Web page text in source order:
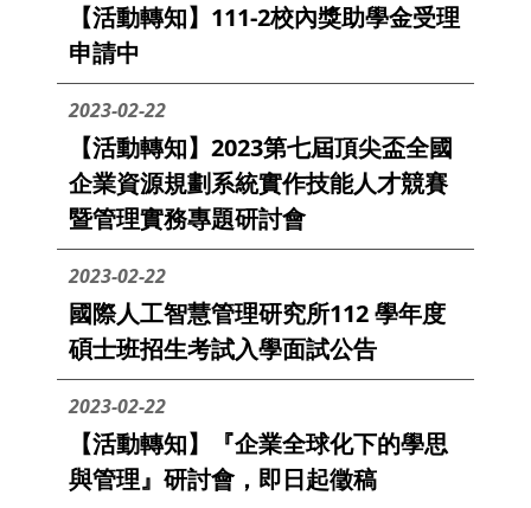
【活動轉知】111-2校內獎助學金受理
申請中
2023-02-22
【活動轉知】2023第七屆頂尖盃全國
企業資源規劃系統實作技能人才競賽
暨管理實務專題研討會
2023-02-22
國際人工智慧管理研究所112 學年度
碩士班招生考試入學面試公告
2023-02-22
【活動轉知】『企業全球化下的學思
與管理』研討會，即日起徵稿